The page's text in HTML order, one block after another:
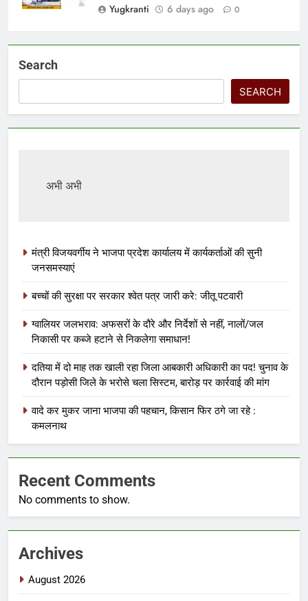
Yugkranti 6 days ago 0
Search
SEARCH
अभी अभी
मंत्री विजयवर्गीय ने भाजपा प्रदेश कार्यालय में कार्यकर्ताओं की सुनी
जनसमस्याएं
बच्चों की सुरक्षा पर सरकार श्वेत पत्र जारी करे: जीतू पटवारी
ग्वालियर जलभराव: अफसरों के दौरे और निर्देशों से नहीं, नालों/जल
निकासी पर कब्जे हटाने से निकलेगा समाधान!
दतिया में दो माह तक खाली रहा जिला आबकारी अधिकारी का पद! चुनाव के
दौरान पड़ोसी जिले के भरोसे चला सिस्टम, बारोड़ पर कार्रवाई की मांग
वादे कर मुकर जाना भाजपा की पहचान, किसान फिर ठगे जा रहे :
कमलनाथ
Recent Comments
No comments to show.
Archives
August 2026